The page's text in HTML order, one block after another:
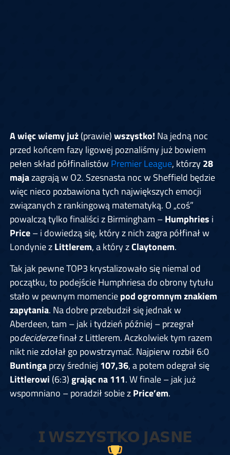
A więc wiemy już(prawie)wszystko! Na jedną noc
przed końcem fazy ligowej poznaliśmy już bowiem
pełen skład półfinalistów Premier League, którzy28
majazagrają w O2. Szesnasta noc w Sheffield będzie
więc nieco pozbawiona tych największych emocji
związanych z rankingową matematyką. O „coś”
powalczą tylko finaliści z Birmingham –Humphries i
Price– i dowiedzą się, który z nich zagra półfinał w
Londynie zLittlerem, a który zClaytonem.
Tak jak pewne TOP3 krystalizowało się niemal od
początku, to podejście Humphriesa do obrony tytułu
stało w pewnym momenciepod ogromnym znakiem
zapytania. Na dobre przebudził się jednak w
Aberdeen, tam – jak i tydzień później – przegrał
podeciderzefinał z Littlerem. Aczkolwiek tym razem
nikt nie zdołał go powstrzymać. Najpierw rozbił 6:0
Buntingaprzy średniej 107,36, a potem odegrał się
Littlerowi (6:3)grając na 111. W finale – jak już
wspomniano – poradził sobie zPrice’em.
𝗜 𝗪𝗦𝗭𝗬𝗦𝗧𝗞𝗢 𝗝𝗔𝗦𝗡𝗘